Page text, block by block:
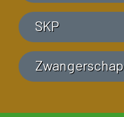
SKP
Zwangerschap